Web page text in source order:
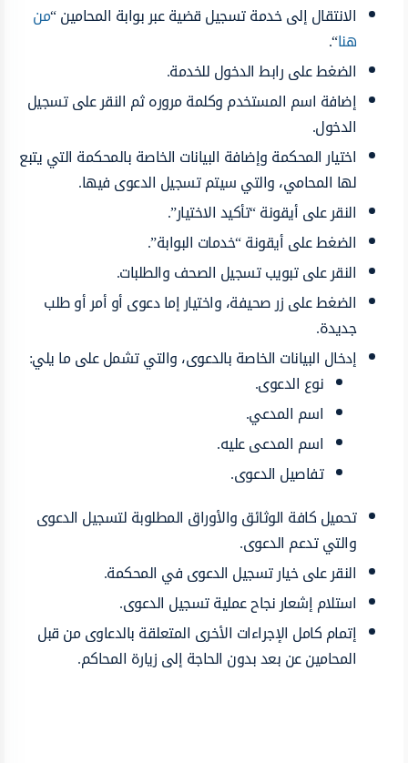
الانتقال إلى خدمة تسجيل قضية عبر بوابة المحامين “من
هنا“.
الضغط على رابط الدخول للخدمة.
إضافة اسم المستخدم وكلمة مروره ثم النقر على تسجيل
الدخول.
اختيار المحكمة وإضافة البيانات الخاصة بالمحكمة التي يتبع
لها المحامي، والتي سيتم تسجيل الدعوى فيها.
النقر على أيقونة “تأكيد الاختيار”.
الضغط على أيقونة “خدمات البوابة”.
النقر على تبويب تسجيل الصحف والطلبات.
الضغط على زر صحيفة، واختيار إما دعوى أو أمر أو طلب
جديدة.
إدخال البيانات الخاصة بالدعوى، والتي تشمل على ما يلي:
نوع الدعوى.
اسم المدعي.
اسم المدعى عليه.
تفاصيل الدعوى.
تحميل كافة الوثائق والأوراق المطلوبة لتسجيل الدعوى
والتي تدعم الدعوى.
النقر على خيار تسجيل الدعوى في المحكمة.
استلام إشعار نجاح عملية تسجيل الدعوى.
إتمام كامل الإجراءات الأخرى المتعلقة بالدعاوى من قبل
المحامين عن بعد بدون الحاجة إلى زيارة المحاكم.